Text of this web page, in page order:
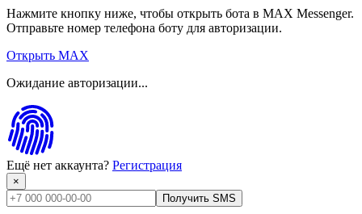
Нажмите кнопку ниже, чтобы открыть бота в MAX Messenger.
Отправьте номер телефона боту для авторизации.
Открыть MAX
Ожидание авторизации...
Ещё нет аккаунта? Регистрация
×
Получить SMS